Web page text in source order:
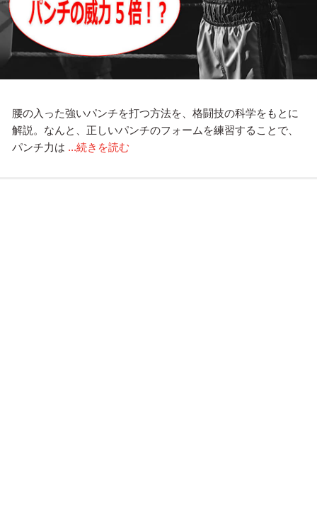
腰の入った強いパンチを打つ方法を、格闘技の科学をもとに
解説。なんと、正しいパンチのフォームを練習することで、
パンチ力は ...続きを読む